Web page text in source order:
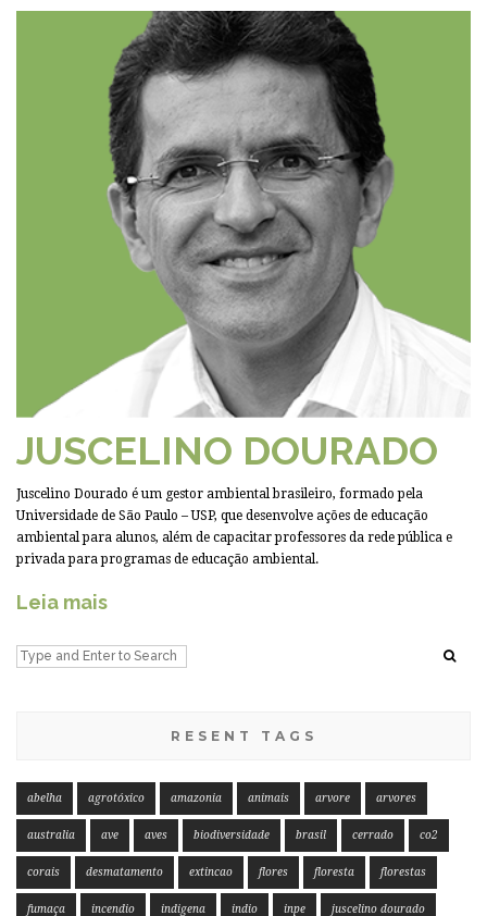
JUSCELINO DOURADO
Juscelino Dourado é um gestor ambiental brasileiro, formado pela
Universidade de São Paulo – USP, que desenvolve ações de educação
ambiental para alunos, além de capacitar professores da rede pública e
privada para programas de educação ambiental.
Leia mais
RESENT TAGS
abelha agrotóxico amazonia animais arvore arvores
australia ave aves biodiversidade brasil cerrado co2
corais desmatamento extincao flores floresta florestas
fumaça incendio indigena indio inpe juscelino dourado